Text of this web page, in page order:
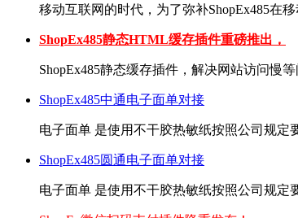
移动互联网的时代，为了弥补ShopEx485在
ShopEx485静态HTML缓存插件重磅推出，
ShopEx485静态缓存插件，解决网站访问慢
ShopEx485中通电子面单对接
电子面单 是使用不干胶热敏纸按照公司规定
ShopEx485圆通电子面单对接
电子面单 是使用不干胶热敏纸按照公司规定